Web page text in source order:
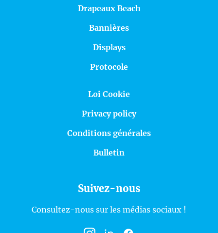
Drapeaux Beach
Bannières
Displays
Protocole
Loi Cookie
Privacy policy
Conditions générales
Bulletin
Suivez-nous
Consultez-nous sur les médias sociaux !